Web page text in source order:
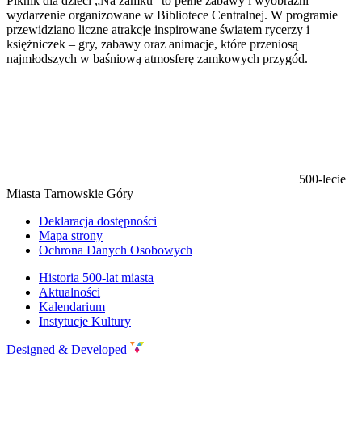
wydarzenie organizowane w Bibliotece Centralnej. W programie
przewidziano liczne atrakcje inspirowane światem rycerzy i
księżniczek – gry, zabawy oraz animacje, które przeniosą
najmłodszych w baśniową atmosferę zamkowych przygód.
500-lecie
Miasta Tarnowskie Góry
Deklaracja dostępności
Mapa strony
Ochrona Danych Osobowych
Historia 500-lat miasta
Aktualności
Kalendarium
Instytucje Kultury
Designed & Developed